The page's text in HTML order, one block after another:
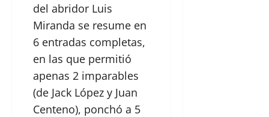
del abridor Luis
Miranda se resume en
6 entradas completas,
en las que permitió
apenas 2 imparables
(de Jack López y Juan
Centeno), ponchó a 5